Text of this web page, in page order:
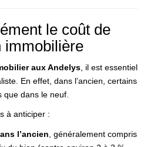
le coût de
immobilière
aux Andelys , il est essentiel
En effet, dans l’ancien, certains
dans le neuf.
à anticiper :
l’ancien , généralement compris